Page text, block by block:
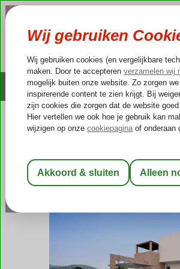
NAZOMER
Altijd inclusief huurauto
Xenos Villa's
Logies-Villa